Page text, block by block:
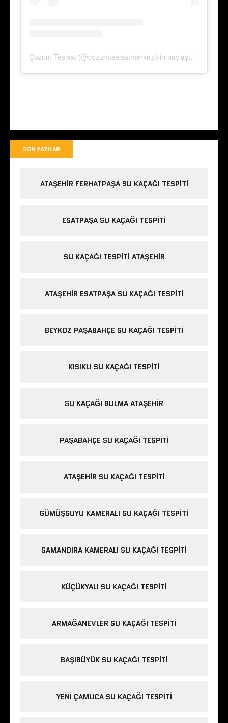
SON YAZILAR
ATAŞEHIR FERHATPAŞA SU KAÇAĞI TESPITI
ESATPAŞA SU KAÇAĞI TESPITI
SU KAÇAĞI TESPITI ATAŞEHIR
ATAŞEHIR ESATPAŞA SU KAÇAĞI TESPITI
BEYKOZ PAŞABAHÇE SU KAÇAĞI TESPITI
KISIKLI SU KAÇAĞI TESPITI
SU KAÇAĞI BULMA ATAŞEHIR
PAŞABAHÇE SU KAÇAĞI TESPITI
ATAŞEHIR SU KAÇAĞI TESPITI
GÜMÜŞSUYU KAMERALI SU KAÇAĞI TESPITI
SAMANDIRA KAMERALI SU KAÇAĞI TESPITI
KÜÇÜKYALI SU KAÇAĞI TESPITI
ARMAĞANEVLER SU KAÇAĞI TESPITI
BAŞIBÜYÜK SU KAÇAĞI TESPITI
YENI ÇAMLICA SU KAÇAĞI TESPITI